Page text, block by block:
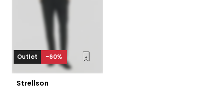
Outlet -60%
Strellson